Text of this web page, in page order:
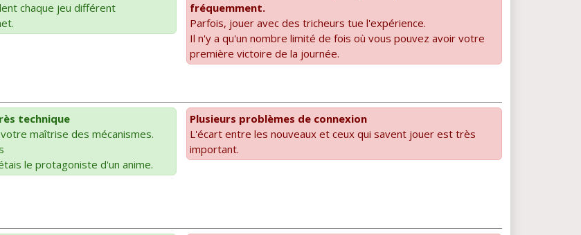
chaque jeu différent
fréquemment.
Parfois, jouer avec des tricheurs tue l'expérience.
Il n'y a qu'un nombre limité de fois où vous pouvez avoir votre
première victoire de la journée.
technique
maîtrise des mécanismes.
le protagoniste d'un anime.
Plusieurs problèmes de connexion
L'écart entre les nouveaux et ceux qui savent jouer est très
important.